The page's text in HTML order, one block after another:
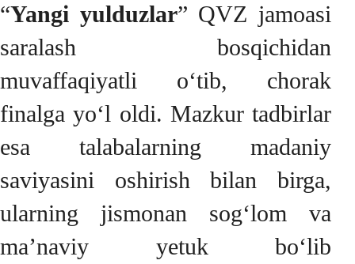
“Yangi yulduzlar” QVZ jamoasi
saralash bosqichidan
muvaffaqiyatli o‘tib, chorak
finalga yo‘l oldi. Mazkur tadbirlar
esa talabalarning madaniy
saviyasini oshirish bilan birga,
ularning jismonan sog‘lom va
ma’naviy yetuk bo‘lib